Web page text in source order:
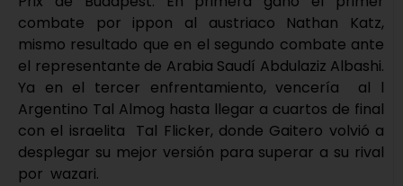
combate por ippon al austriaco Nathan Katz,
mismo resultado que en el segundo combate ante
el representante de Arabia Saudí Abdulaziz Albashi.
Ya en el tercer enfrentamiento, vencería al l
Argentino Tal Almog hasta llegar a cuartos de final
con el israelita Tal Flicker, donde Gaitero volvió a
desplegar su mejor versión para superar a su rival
por wazari.